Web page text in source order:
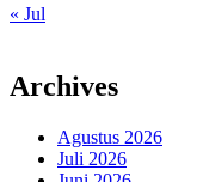
« Jul
Archives
Agustus 2026
Juli 2026